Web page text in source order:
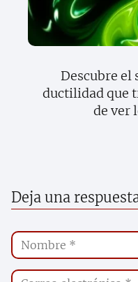
Descubre el
ductilidad que
de ver
Deja una